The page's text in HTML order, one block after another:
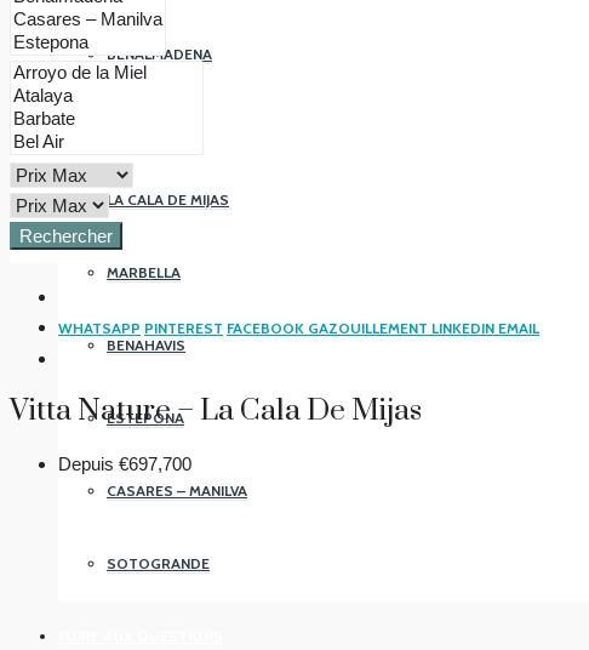
BENALMADENA
LA CALA DE MIJAS
MARBELLA
BENAHAVIS
ESTEPONA
CASARES – MANILVA
SOTOGRANDE
Rechercher
WHATSAPP PINTEREST FACEBOOK GAZOUILLEMENT LINKEDIN EMAIL
Vitta Nature – La Cala De Mijas
Depuis €697,700